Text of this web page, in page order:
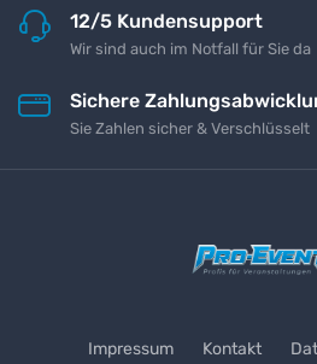
12/5 Kundensupport
Wir sind auch im Notfall für Sie da
Sichere
Sie Zahlen sicher & Verschlüsselt
Impressum Kontakt